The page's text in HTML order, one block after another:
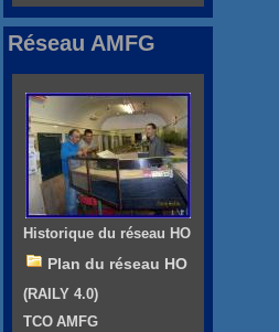
Réseau AMFG
Historique du réseau HO
Plan du réseau HO
(RAILY 4.0)
TCO AMFG